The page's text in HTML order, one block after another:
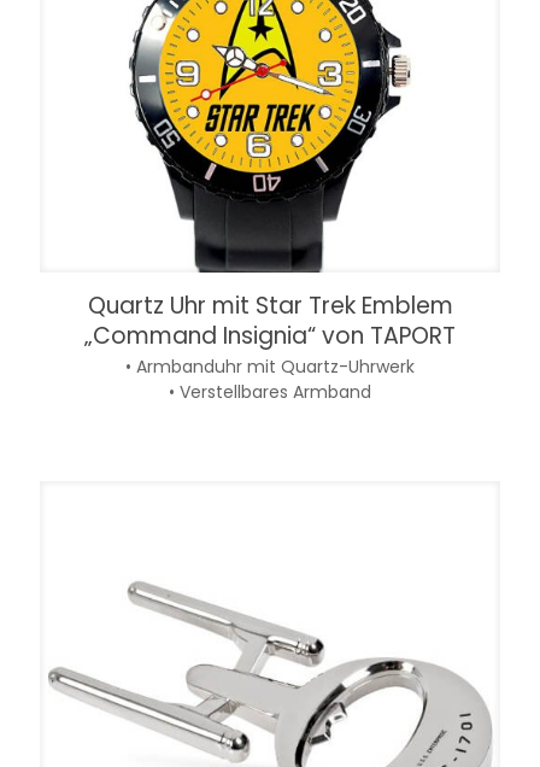
Quartz Uhr mit Star Trek Emblem
„Command Insignia“ von TAPORT
• Armbanduhr mit Quartz-Uhrwerk
• Verstellbares Armband